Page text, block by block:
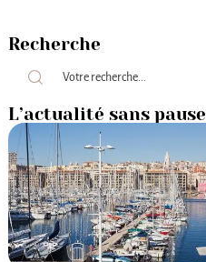
Recherche
L’actualité sans pause